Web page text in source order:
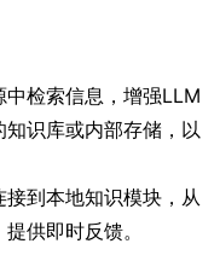
检索信息，增强LLM
识库或内部存储，以
到本地知识模块，从
供即时反馈。